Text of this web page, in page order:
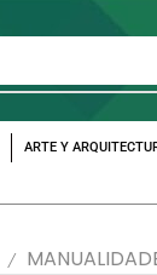
ARTE Y
/